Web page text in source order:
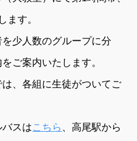
ます。
少人数のグループに分
ご案内いたします。
、各組に生徒がついてご
スはこちら 、高尾駅から